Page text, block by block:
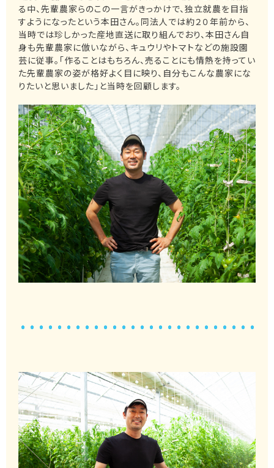
る中、先輩農家らのこの一言がきっかけで、独立就農を目指
すようになったという本田さん。同法人では約２０年前から、
当時では珍しかった産地直送に取り組んでおり、本田さん自
身も先輩農家に倣いながら、キュウリやトマトなどの施設園
芸に従事。「作ることはもちろん、売ることにも情熱を持ってい
た先輩農家の姿が格好よく目に映り、自分もこんな農家にな
りたいと思いました」と当時を回顧します。